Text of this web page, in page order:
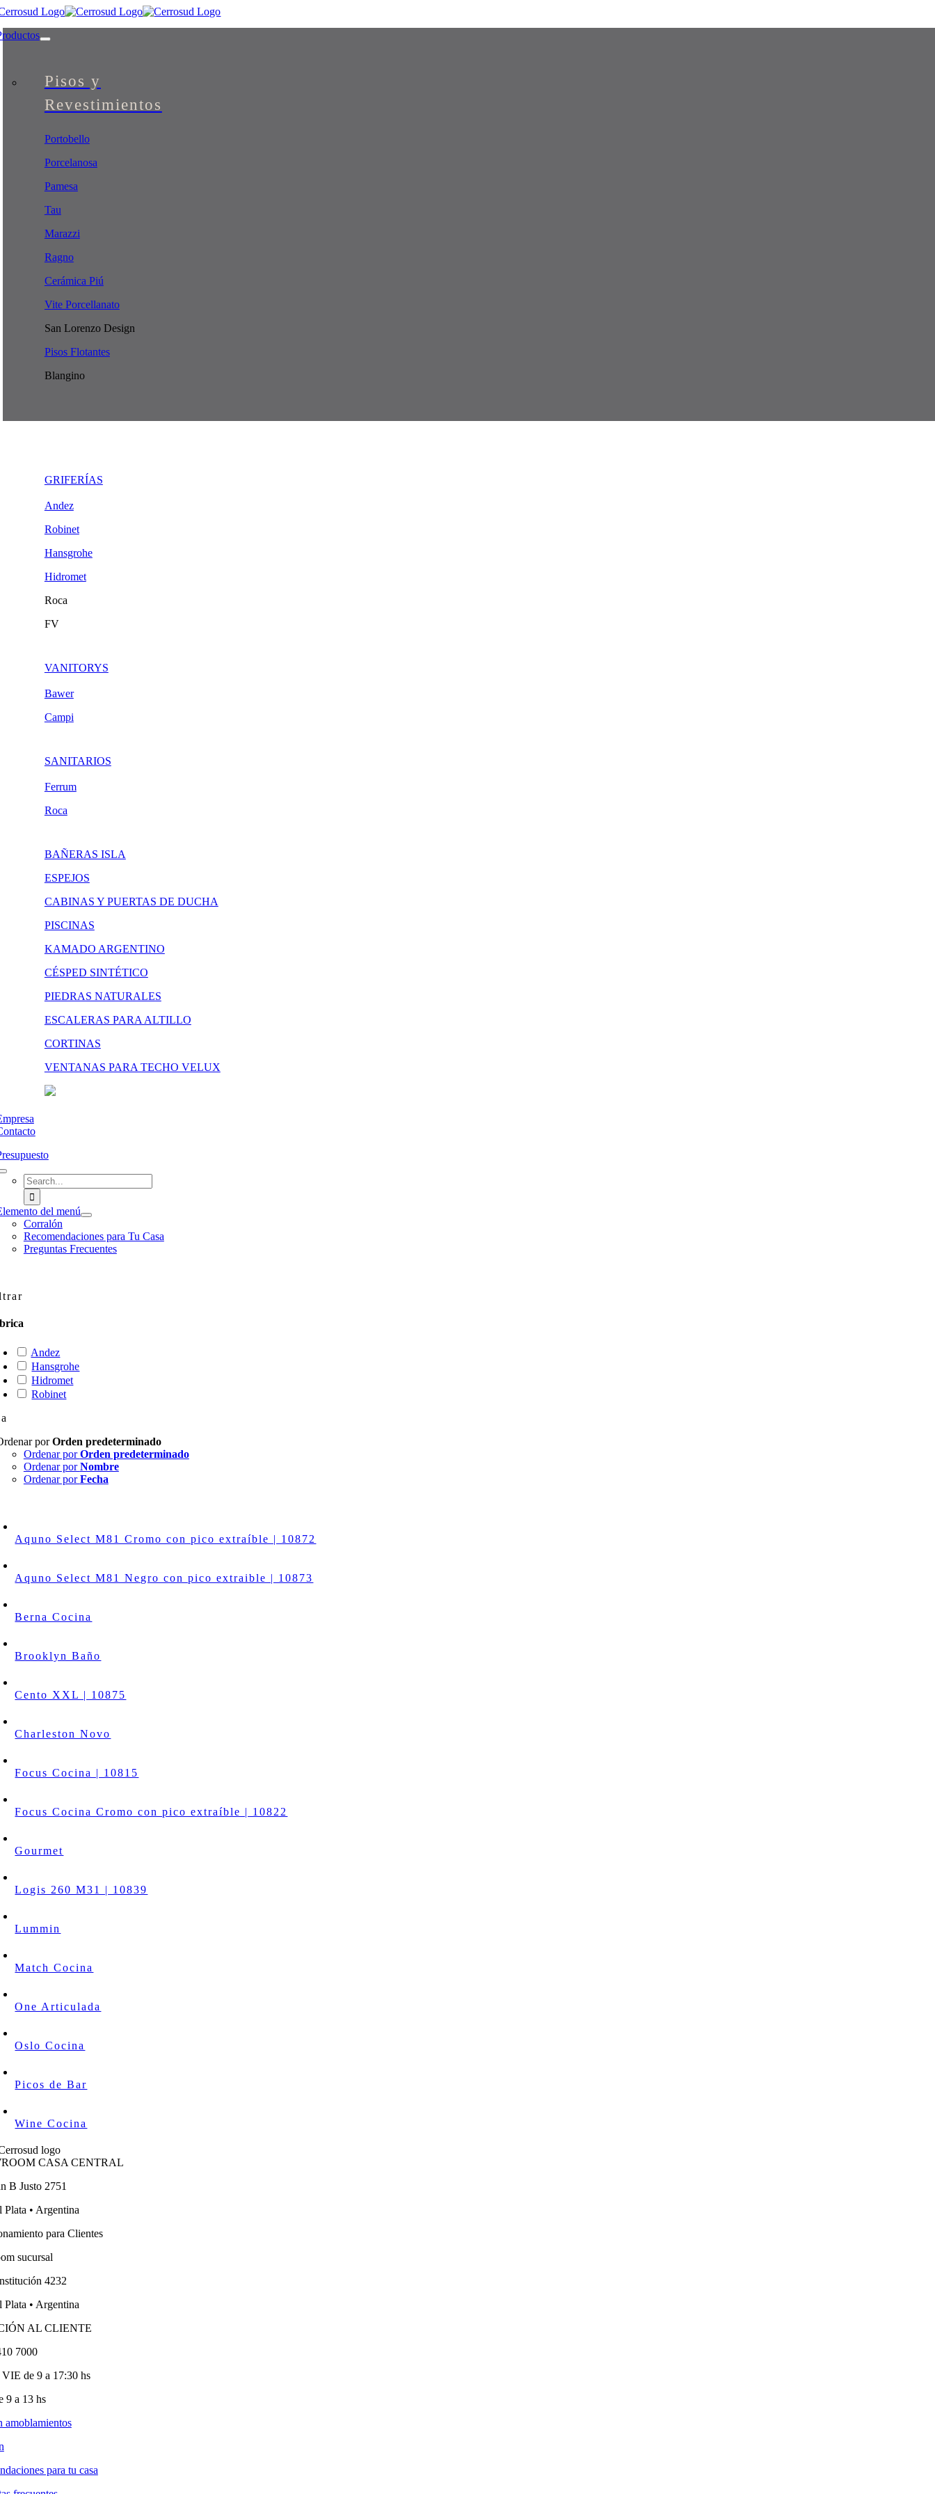
Skip
content
Pisos y
Revestimientos
Portobello
Porcelanosa
Pamesa
Tau
Marazzi
Ragno
Cerámica Piú
Vite Porcellanato
San Lorenzo Design
Pisos Flotantes
Blangino
GRIFERÍAS
Andez
Robinet
Hansgrohe
Hidromet
Roca
FV
VANITORYS
Bawer
Campi
SANITARIOS
Ferrum
Roca
BAÑERAS ISLA
ESPEJOS
CABINAS Y PUERTAS DE DUCHA
PISCINAS
KAMADO ARGENTINO
CÉSPED SINTÉTICO
PIEDRAS NATURALES
ESCALERAS PARA ALTILLO
CORTINAS
VENTANAS PARA TECHO VELUX
Search
for:
del menú
Corralón
Recomendaciones para Tu Casa
Preguntas Frecuentes
Andez
Hansgrohe
Hidromet
Robinet
porOrden predeterminado
Ordenar porOrden predeterminado
Ordenar porNombre
Ordenar porFecha
Aquno Select M81 Cromo con pico extraíble | 10872
Aquno Select M81 Negro con pico extraible | 10873
Berna Cocina
Brooklyn Baño
Cento XXL | 10875
Charleston Novo
Focus Cocina | 10815
Focus Cocina Cromo con pico extraíble | 10822
Gourmet
Logis 260 M31 | 10839
Lummin
Match Cocina
One Articulada
Oslo Cocina
Picos de Bar
Wine Cocina
CASA CENTRAL
B Justo 2751
Plata • Argentina
para Clientes
sucursal
4232
Plata • Argentina
AL CLIENTE
7000
de 9 a 17:30 hs
9 a 13 hs
amoblamientos
para tu casa